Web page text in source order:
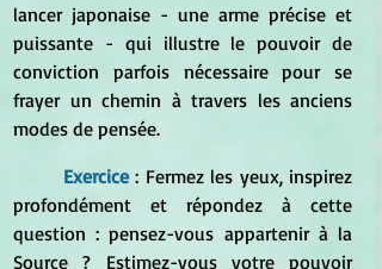
lancer japonaise - une arme précise et
puissante - qui illustre le pouvoir de
conviction parfois nécessaire pour se
frayer un chemin à travers les anciens
modes de pensée.
Exercice : Fermez les yeux, inspirez
profondément et répondez à cette
question : pensez-vous appartenir à la
Source ? Estimez-vous votre pouvoir